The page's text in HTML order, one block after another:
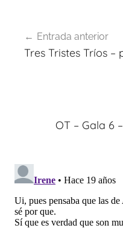
de
Entrada anterior
Tres Tristes Tríos –
OT – Gala 6